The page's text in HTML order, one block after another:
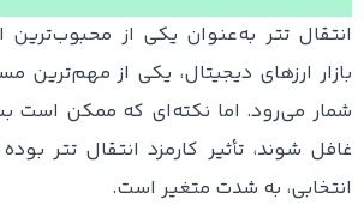
انتقال تتر به‌عنوان یکی از
بازار ارزهای دیجیتال، یکی از مهم‌ترین
شمار می‌رود. اما نکته‌ای که ممکن است
غافل شوند، تأثیر کارمزد انتقال تتر
انتخابی، به‌ شدت متغیر است.